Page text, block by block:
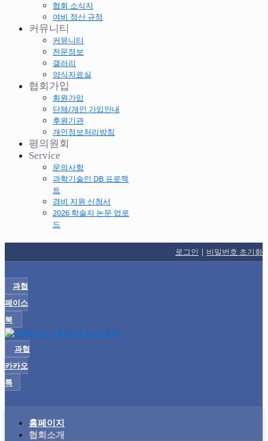
협회 소식지
여비 정산 규정
커뮤니티
커뮤니티
전문정보
갤러리
양식자료실
협회가입
회원가입
단체/개인 가입안내
후원기관
개인정보처리방침
평의원회
Service
문의사항
과학기술인 DB 프로젝
트
경비 지원 신청서
2026 학술지 논문 업로
드
로그인 | 비밀번호 초기화
과협
페이스
북
과협
카카오
톡
홈페이지
협회소개